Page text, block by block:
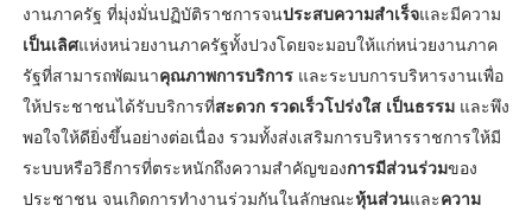
งานภาครัฐ ที่มุ่งมั่นปฏิบัติราชการจนประสบความสำเร็จและมีความ
เป็นเลิศแห่งหน่วยงานภาครัฐทั้งปวงโดยจะมอบให้แก่หน่วยงานภาค
รัฐที่สามารถพัฒนาคุณภาพการบริการ และระบบการบริหารงานเพื่อ
ให้ประชาชนได้รับบริการที่สะดวก รวดเร็วโปร่งใส เป็นธรรมและพึง
พอใจให้ดียิ่งขึ้นอย่างต่อเนื่อง รวมทั้งส่งเสริมการบริหารราชการให้มี
ระบบหรือวิธีการที่ตระหนักถึงความสำคัญของการมีส่วนร่วมของ
ประชาชน จนเกิดการทำงานร่วมกันในลักษณะหุ้นส่วนและความ